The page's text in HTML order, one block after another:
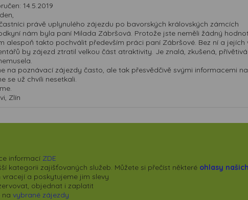
14.5.2019
právě uplynulého zájezdu po bavorských královských zámcích
nám byla paní Milada Zábršová. Protože jste neměli žádný
alespoň takto pochválit především práci paní Zábršové. Bez ní a
by zájezd ztratil velkou část atraktivity. Je znalá, zkušená,
na poznávací zájezdy často, ale tak přesvědčivě svými informacemi
se už chvíli nesetkali.
Zlín
informací ZDE
kategorii zajišťovaných služeb. Můžete si přečíst některé ohlasy
vracejí a poskytujeme jim slevy
objednat i zaplatit
na vybrané zájezdy